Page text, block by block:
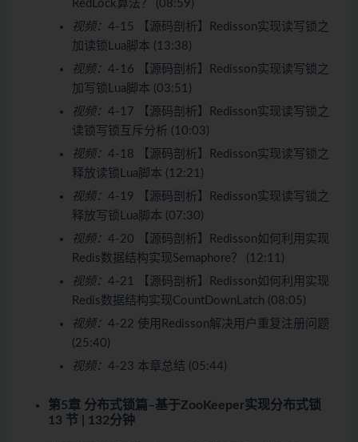
RedLock算法？ (08:59)
视频： 4-15 【源码剖析】Redisson实现读写锁之
加读锁Lua脚本 (13:38)
视频： 4-16 【源码剖析】Redisson实现读写锁之
加写锁Lua脚本 (03:51)
视频： 4-17 【源码剖析】Redisson实现读写锁之
读锁写锁互斥分析 (10:03)
视频： 4-18 【源码剖析】Redisson实现读写锁之
释放读锁Lua脚本 (12:21)
视频： 4-19 【源码剖析】Redisson实现读写锁之
释放写锁Lua脚本 (07:30)
视频： 4-20 【源码剖析】Redisson如何利用实现
Redis数据结构实现Semaphore？ (12:11)
视频： 4-21 【源码剖析】Redisson如何利用实现
Redis数据结构实现CountDownLatch (08:05)
视频： 4-22 使用Redisson解决用户重复注册问题
(25:40)
视频： 4-23 本章总结 (05:44)
第5章 分布式锁篇–基于ZooKeeper实现分布式锁
13 节 | 132分钟